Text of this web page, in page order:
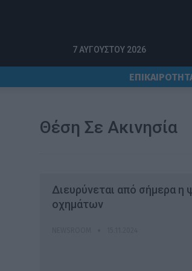
7 ΑΥΓΟΎΣΤΟΥ 2026
Θέση Σε Ακινησία
Διευρύνεται από σήμερα η
οχημάτων